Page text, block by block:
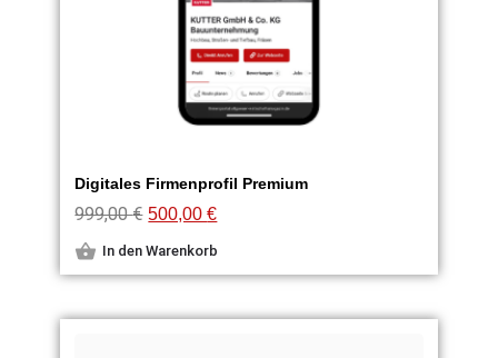
Digitales Firmenprofil Premium
999,00€ 500,00€
In den Warenkorb